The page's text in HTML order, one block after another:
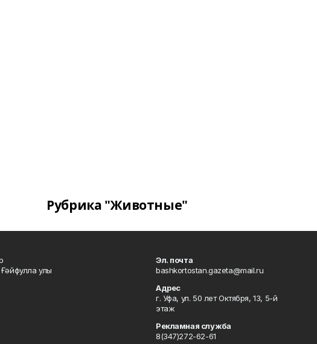
Рубрика "Животные"
Ғәйфулла улы
Эл. почта
bashkortostan.gazeta@mail.ru
Адрес
г. Уфа, ул. 50 лет Октября, 13, 5-й
этаж
Рекламная служба
8(347)272-62-61